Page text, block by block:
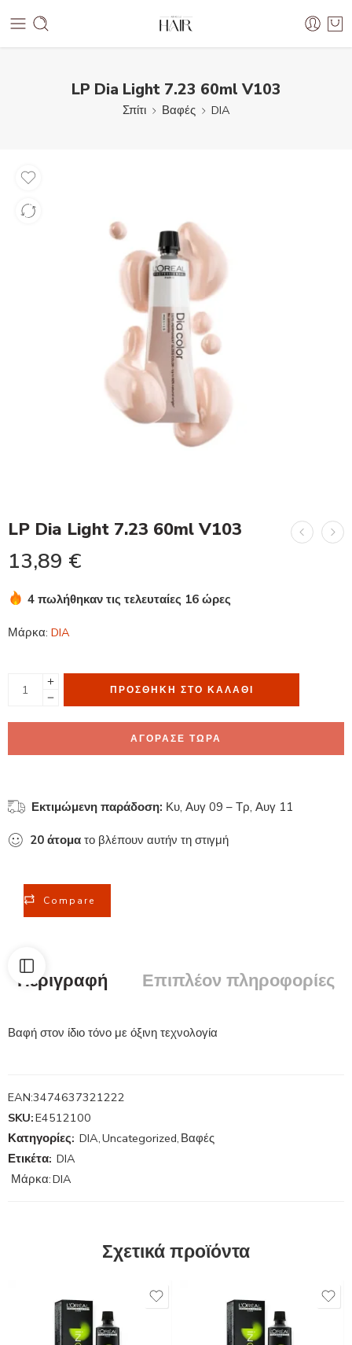
LP Dia Light 7.23 60ml V103
Σπίτι Βαφές DIA
LP Dia Light 7.23 60ml V103
13,89 €
4 πωλήθηκαν τις τελευταίες 16 ώρες
Μάρκα: DIA
ΠΡΟΣΘΉΚΗ ΣΤΟ ΚΑΛΆΘΙ
ΑΓΟΡΑΣΕ ΤΩΡΑ
Εκτιμώμενη παράδοση: Κυ, Αυγ 09 – Τρ, Αυγ 11
20 άτομα το βλέπουν αυτήν τη στιγμή
Compare
Περιγραφή Επιπλέον πληροφορίες
Βαφή στον ίδιο τόνο με όξινη τεχνολογία
EAN:3474637321222
SKU:E4512100
Κατηγορίες: DIA,Uncategorized, Βαφές
Ετικέτα: DIA
Μάρκα:DIA
Σχετικά προϊόντα